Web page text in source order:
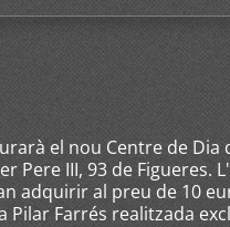
el nou Centre de Dia
Pere III, 93 de Figueres.
adquirir al preu de 10
Farrés realitzada